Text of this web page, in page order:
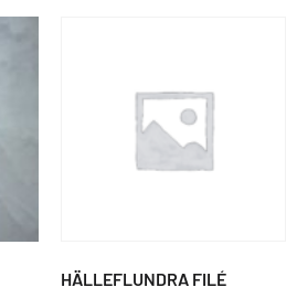
HÄLLEFLUNDRA FILÉ